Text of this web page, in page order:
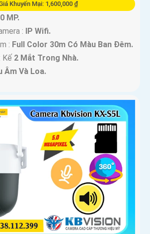
Khuyến Mại: 1,600,000 ₫
MP.
: IP Wifi.
: Full Color 30m Có Màu Ban Ðêm.
Kế 2 Mắt Trong Nhà.
Âm Và Loa.